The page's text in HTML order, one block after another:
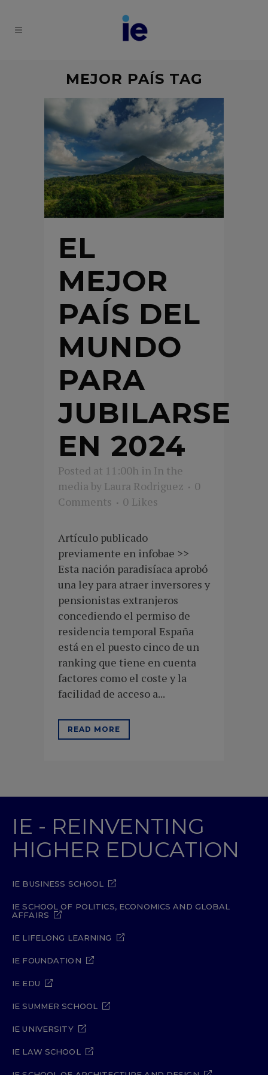
MEJOR PAÍS TAG
EL
MEJOR
PAÍS DEL
MUNDO
PARA
JUBILARSE
EN 2024
Posted at 11:00h in In the
media by Laura Rodriguez
0
Comments
0 Likes
Artículo publicado
previamente en infobae >>
Esta nación paradisíaca aprobó
una ley para atraer inversores y
pensionistas extranjeros
concediendo el permiso de
residencia temporal España
está en el puesto cinco de un
ranking que tiene en cuenta
factores como el coste y la
facilidad de acceso a...
READ MORE
IE - REINVENTING
HIGHER EDUCATION
IE BUSINESS SCHOOL
IE SCHOOL OF POLITICS, ECONOMICS AND GLOBAL
AFFAIRS
IE LIFELONG LEARNING
IE FOUNDATION
IE EDU
IE SUMMER SCHOOL
IE UNIVERSITY
IE LAW SCHOOL